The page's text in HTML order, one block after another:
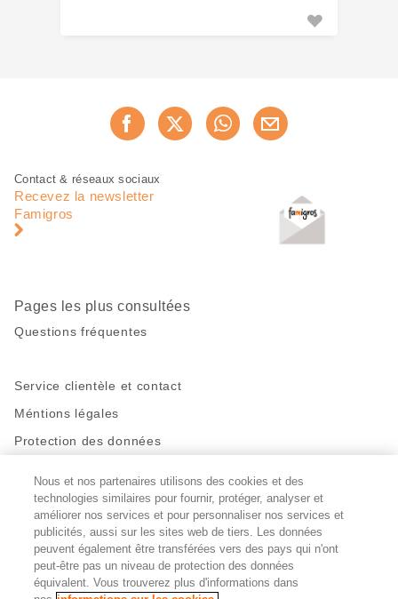
Recommander maintenant
Pied
page
Navigation
pied
Contact & réseaux sociaux
Recevez la newsletter
Famigros
Pages les plus consultées
Questions fréquentes
Service clientèle et contact
Méntions légales
Protection des données
Restez en contact!
Facebook
http://twitter.com/migros
https://www.youtube.com/user/
PinterestInstagram
Paramètres des cookies
Nous et nos partenaires utilisons des cookies et des
technologies similaires pour fournir, protéger, analyser et
améliorer nos services et pour personnaliser nos services et
publicités, aussi sur les sites web de tiers. Les données
peuvent également être transférées vers des pays qui n'ont
peut-être pas un niveau de protection des données
équivalent. Vous trouverez plus d'informations dans